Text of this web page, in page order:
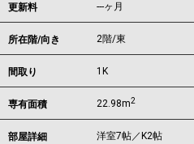
更新料 ---ヶ月
所在階/向き 2階/東
間取り 1K
専有面積 22.98m2
部屋詳細 洋室7帖／K2帖